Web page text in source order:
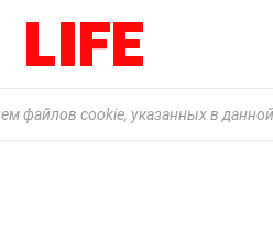
файлов cookie, указанных в